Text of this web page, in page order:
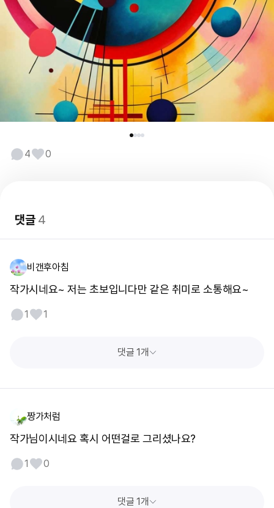
4 0
댓글4
비갠후아침
작가시네요~ 저는 초보입니다만 같은 취미로 소통해요~
1 1
댓글 1개
짱가처럼
작가님이시네요 혹시 어떤걸로 그리셨나요?
1 0
댓글 1개